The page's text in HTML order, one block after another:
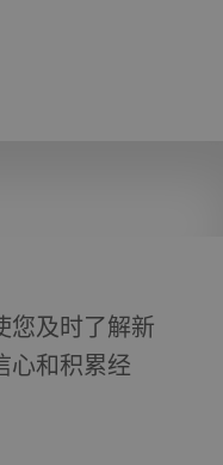
您及时了解新
心和积累经